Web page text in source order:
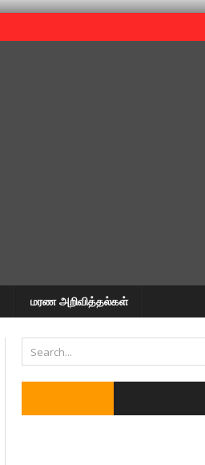
மரண அறிவித்தல்கள்